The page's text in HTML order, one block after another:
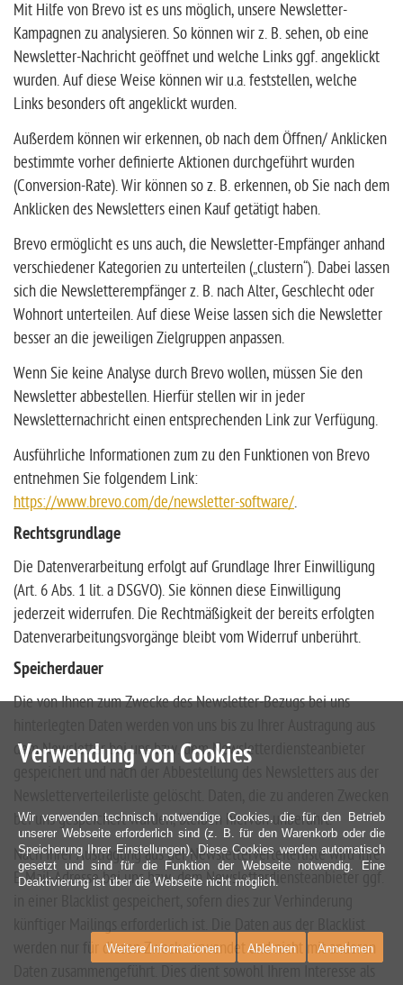
Mit Hilfe von Brevo ist es uns möglich, unsere Newsletter-
Kampagnen zu analysieren. So können wir z. B. sehen, ob eine
Newsletter-Nachricht geöffnet und welche Links ggf. angeklickt
wurden. Auf diese Weise können wir u.a. feststellen, welche
Links besonders oft angeklickt wurden.
Außerdem können wir erkennen, ob nach dem Öffnen/ Anklicken
bestimmte vorher definierte Aktionen durchgeführt wurden
(Conversion-Rate). Wir können so z. B. erkennen, ob Sie nach dem
Anklicken des Newsletters einen Kauf getätigt haben.
Brevo ermöglicht es uns auch, die Newsletter-Empfänger anhand
verschiedener Kategorien zu unterteilen („clustern“). Dabei lassen
sich die Newsletterempfänger z. B. nach Alter, Geschlecht oder
Wohnort unterteilen. Auf diese Weise lassen sich die Newsletter
besser an die jeweiligen Zielgruppen anpassen.
Wenn Sie keine Analyse durch Brevo wollen, müssen Sie den
Newsletter abbestellen. Hierfür stellen wir in jeder
Newsletternachricht einen entsprechenden Link zur Verfügung.
Ausführliche Informationen zum zu den Funktionen von Brevo
entnehmen Sie folgendem Link:
https://www.brevo.com/de/newsletter-software/.
Rechtsgrundlage
Die Datenverarbeitung erfolgt auf Grundlage Ihrer Einwilligung
(Art. 6 Abs. 1 lit. a DSGVO). Sie können diese Einwilligung
jederzeit widerrufen. Die Rechtmäßigkeit der bereits erfolgten
Datenverarbeitungsvorgänge bleibt vom Widerruf unberührt.
Speicherdauer
Die von Ihnen zum Zwecke des Newsletter-Bezugs bei uns
dem Newsletter bei uns bzw. dem Newsletterdiensteanbieter
gespeichert und nach der Abbestellung des Newsletters aus der
bei uns gespeichert wurden, bleiben hiervon unberührt.
Nach Ihrer Austragung aus der Newsletterverteilerliste wird Ihre
E-Mail-Adresse bei uns bzw. dem Newsletterdiensteanbieter ggf.
werden nur für diesen Zweck verwendet und nicht mit anderen
Verwendung von Cookies
Wir verwenden technisch notwendige Cookies, die für den Betrieb
unserer Webseite erforderlich sind (z. B. für den Warenkorb oder die
Speicherung Ihrer Einstellungen). Diese Cookies werden automatisch
gesetzt und sind für die Funktion der Webseite notwendig. Eine
Deaktivierung ist über die Webseite nicht möglich.
Annehmen
Ablehnen
Weitere Informationen